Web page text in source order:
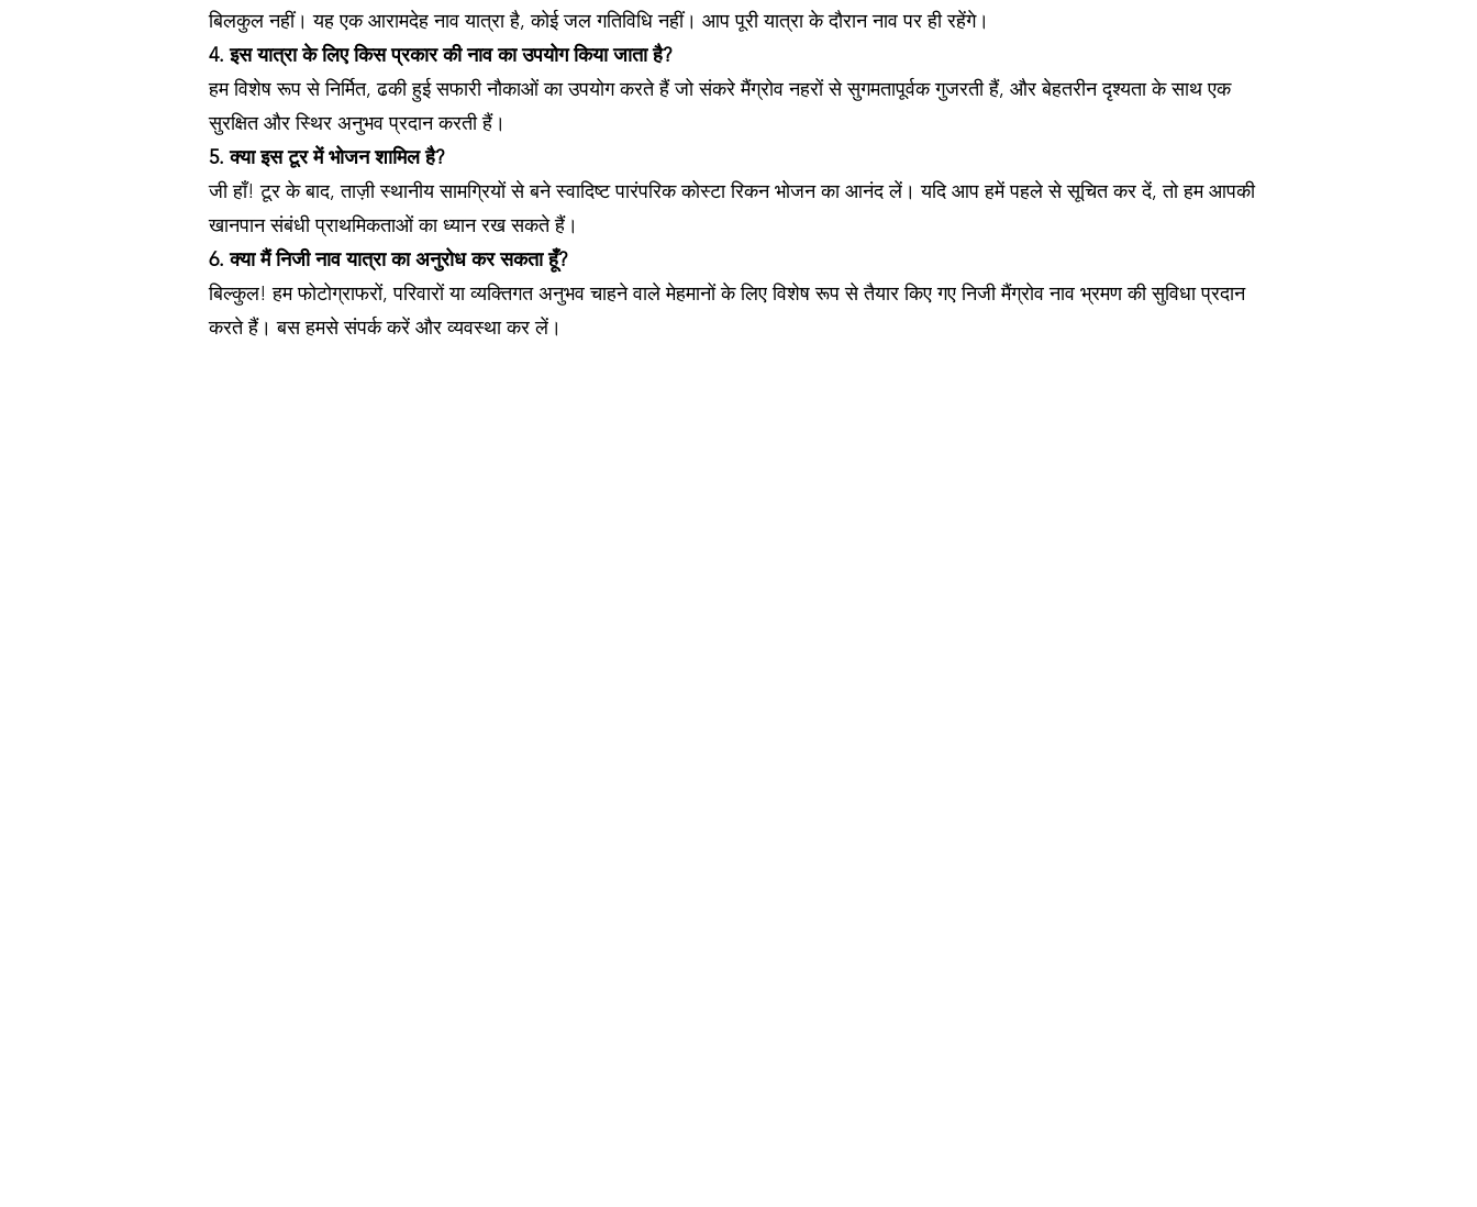
बिलकुल नहीं। यह एक आरामदेह नाव यात्रा है, कोई जल गतिविधि नहीं। आप पूरी यात्रा के दौरान नाव पर ही रहेंगे।
4. इस यात्रा के लिए किस प्रकार की नाव का उपयोग किया जाता है?
हम विशेष रूप से निर्मित, ढकी हुई सफारी नौकाओं का उपयोग करते हैं जो संकरे मैंग्रोव नहरों से सुगमतापूर्वक गुजरती हैं, और बेहतरीन दृश्यता के साथ एक
सुरक्षित और स्थिर अनुभव प्रदान करती हैं।
5. क्या इस टूर में भोजन शामिल है?
जी हाँ! टूर के बाद, ताज़ी स्थानीय सामग्रियों से बने स्वादिष्ट पारंपरिक कोस्टा रिकन भोजन का आनंद लें। यदि आप हमें पहले से सूचित कर दें, तो हम आपकी
खानपान संबंधी प्राथमिकताओं का ध्यान रख सकते हैं।
6. क्या मैं निजी नाव यात्रा का अनुरोध कर सकता हूँ?
बिल्कुल! हम फोटोग्राफरों, परिवारों या व्यक्तिगत अनुभव चाहने वाले मेहमानों के लिए विशेष रूप से तैयार किए गए निजी मैंग्रोव नाव भ्रमण की सुविधा प्रदान
करते हैं। बस हमसे संपर्क करें और व्यवस्था कर लें।